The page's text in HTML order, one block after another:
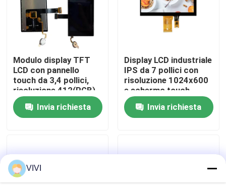
Circa noi
Giro della fabbrica
Controllo di qualità
Richieda una citazione
Esposizione LCD di TFT
Modulo display TFT
LCD con pannello
touch da 3,4 pollici,
risoluzione 412(RGB)
x 960 e interfaccia
MIPI 2L per uso
industriale
Invia richiesta
Display LCD industriale
IPS da 7 pollici con
risoluzione 1024x600
e schermo touch
capacitivo di 300
luminositàInvia richiesta
VIVI